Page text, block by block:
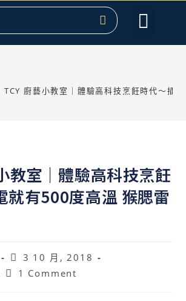
TCY 廚藝小教室｜體驗高科技烹飪時代〜插
教室｜體驗高科技烹飪
就有500度高溫 猴腮雷
3 10 月, 2018
1 Comment